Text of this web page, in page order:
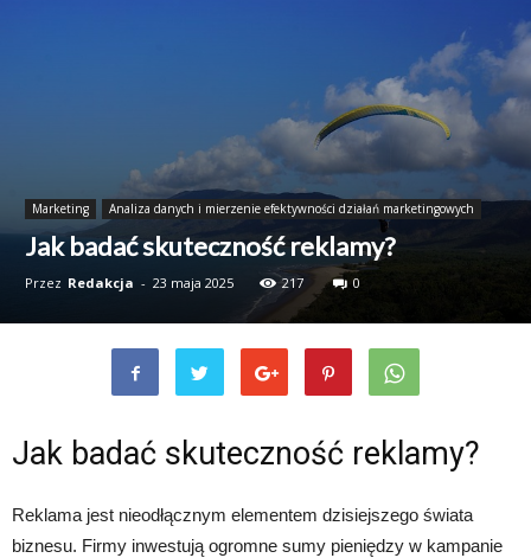
Marketing Analiza danych i mierzenie efektywności działań marketingowych
Jak badać skuteczność reklamy?
Przez Redakcja - 23 maja 2025 217 0
Jak badać skuteczność reklamy?
Reklama jest nieodłącznym elementem dzisiejszego świata
biznesu. Firmy inwestują ogromne sumy pieniędzy w kampanie